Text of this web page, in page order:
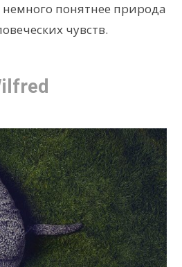
немного понятнее природа
чувств.